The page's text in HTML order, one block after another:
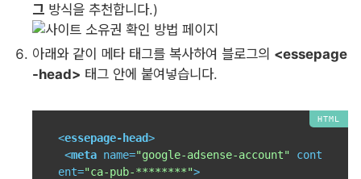
그 방식을 추천합니다.)
아래와 같이 메타 태그를 복사하여 블로그의 <essepage
-head> 태그 안에 붙여넣습니다.
<essepage-head>
<meta name="google-adsense-account"
cont
ent="ca-pub-********">